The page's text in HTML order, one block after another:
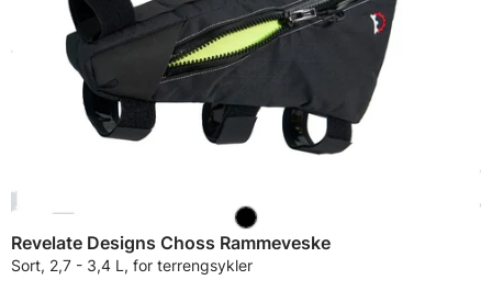
Revelate Designs Choss Rammeveske
Sort, 2,7 - 3,4 L, for terrengsykler